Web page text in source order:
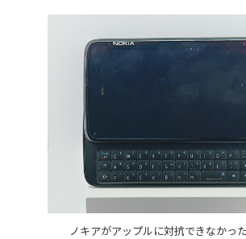
ノキアがアップルに対抗できなかった